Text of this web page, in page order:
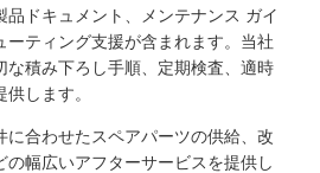
品ドキュメント、メンテナンス ガイ
ーティング支援が含まれます。当社
な積み下ろし手順、定期検査、適時
します。
に合わせたスペアパーツの供給、改
の幅広いアフターサービスを提供し